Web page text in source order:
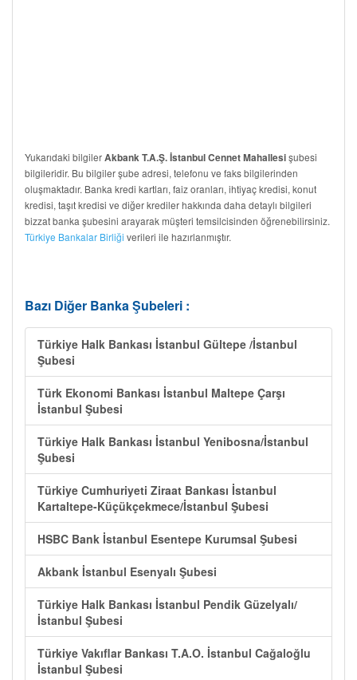
Yukarıdaki bilgilerAkbank T.A.Ş. İstanbul Cennet Mahallesişubesi
bilgileridir. Bu bilgiler şube adresi, telefonu ve faks bilgilerinden
oluşmaktadır. Banka kredi kartları, faiz oranları, ihtiyaç kredisi, konut
kredisi, taşıt kredisi ve diğer krediler hakkında daha detaylı bilgileri
bizzat banka şubesini arayarak müşteri temsilcisinden öğrenebilirsiniz.
Türkiye Bankalar Birliği verileri ile hazırlanmıştır.
Bazı Diğer Banka Şubeleri :
Türkiye Halk Bankası İstanbul Gültepe /İstanbul
Şubesi
Türk Ekonomi Bankası İstanbul Maltepe Çarşı
İstanbul Şubesi
Türkiye Halk Bankası İstanbul Yenibosna/İstanbul
Şubesi
Türkiye Cumhuriyeti Ziraat Bankası İstanbul
Kartaltepe-Küçükçekmece/İstanbul Şubesi
HSBC Bank İstanbul Esentepe Kurumsal Şubesi
Akbank İstanbul Esenyalı Şubesi
Türkiye Halk Bankası İstanbul Pendik Güzelyalı/
İstanbul Şubesi
Türkiye Vakıflar Bankası T.A.O. İstanbul Cağaloğlu
İstanbul Şubesi